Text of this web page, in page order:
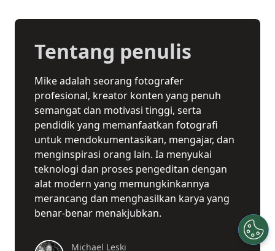
Tentang penulis
Mike adalah seorang fotografer
profesional, kreator konten yang penuh
semangat dan motivasi tinggi, serta
pendidik yang memanfaatkan fotografi
untuk mendokumentasikan, mengajar, dan
menginspirasi orang lain. Ia menyukai
teknologi dan proses pengeditan dengan
alat modern yang memungkinkannya
merancang dan menghasilkan karya yang
benar-benar menakjubkan.
Michael Leski